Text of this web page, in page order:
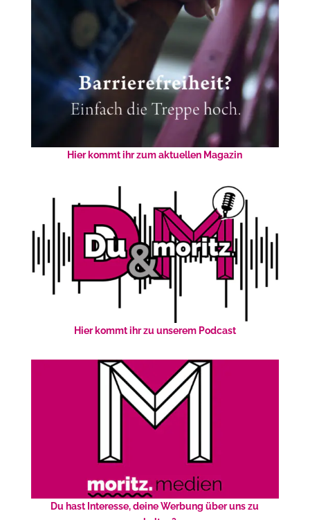
Hier kommt ihr zum aktuellen Magazin
Hier kommt ihr zu unserem Podcast
Du hast Interesse, deine Werbung über uns zu